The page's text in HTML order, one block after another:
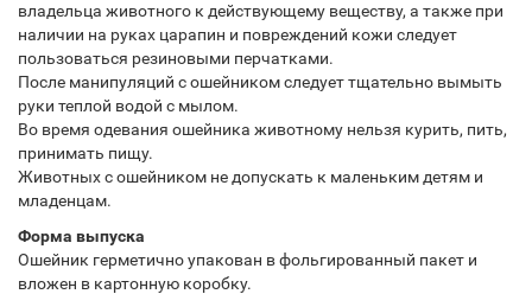
владельца животного к действующему веществу, а также при
наличии на руках царапин и повреждений кожи следует
пользоваться резиновыми перчатками.
После манипуляций с ошейником следует тщательно вымыть
руки теплой водой с мылом.
Во время одевания ошейника животному нельзя курить, пить,
принимать пищу.
Животных с ошейником не допускать к маленьким детям и
младенцам.
Форма выпуска
Ошейник герметично упакован в фольгированный пакет и
вложен в картонную коробку.